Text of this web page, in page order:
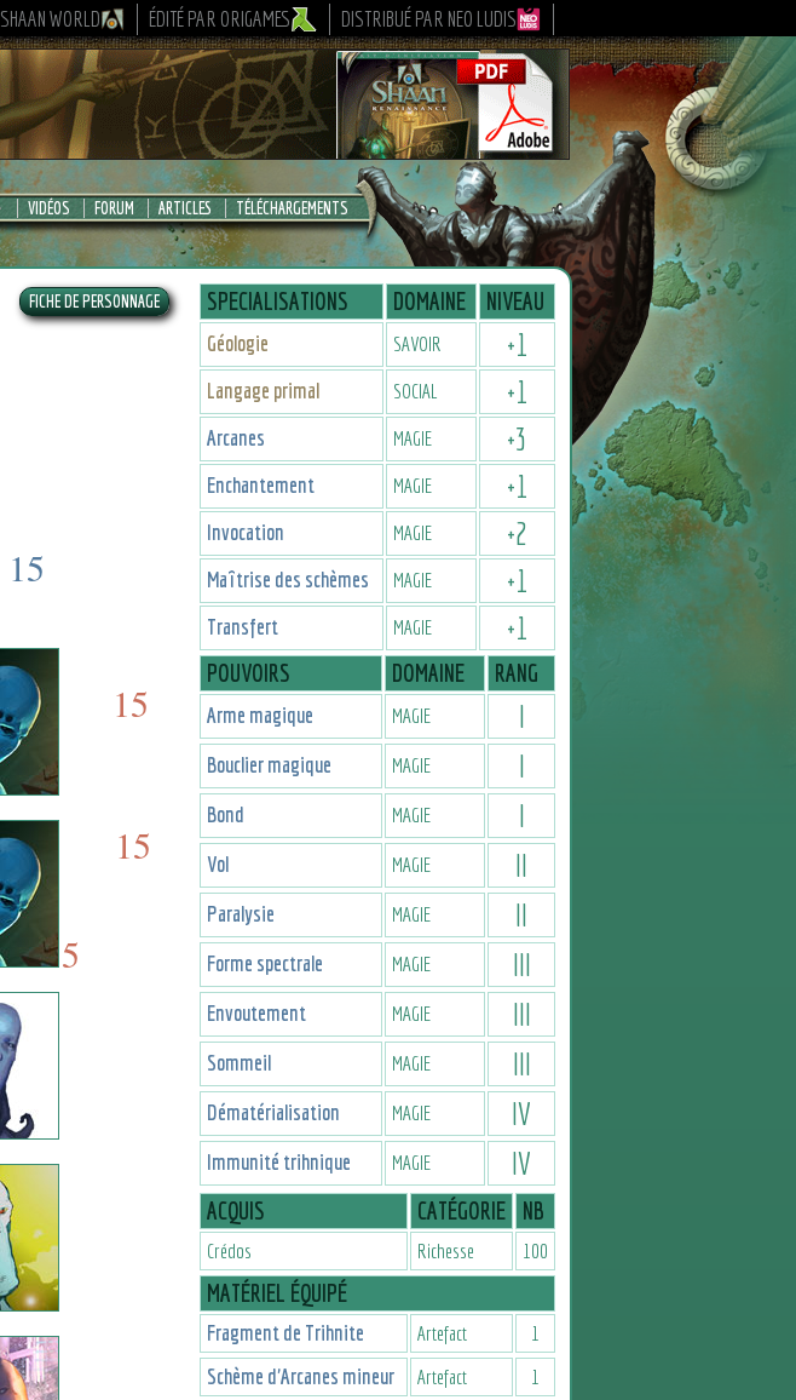
SHAAN WORLD ÉDITÉ PAR ORIGAMES DISTRIBUÉ PAR NEO LUDIS
VIDÉOS FORUM ARTICLES TÉLÉCHARGEMENTS
SPECIALISATIONS DOMAINE NIVEAU
Géologie SAVOIR +1
Langage primal SOCIAL +1
Arcanes MAGIE +3
Enchantement MAGIE +1
Invocation MAGIE +2
Maîtrise des schèmes MAGIE +1
Transfert MAGIE +1
POUVOIRS DOMAINE RANG
Arme magique MAGIE I
Bouclier magique MAGIE I
Bond MAGIE I
Vol MAGIE II
Paralysie MAGIE II
Forme spectrale MAGIE III
Envoutement MAGIE III
Sommeil MAGIE III
Dématérialisation MAGIE IV
Immunité trihnique MAGIE IV
ACQUIS CATÉGORIE NB
Crédos Richesse 100
MATÉRIEL ÉQUIPÉ
Fragment de Trihnite Artefact 1
Schème d'Arcanes mineur Artefact 1
15
15
15
15